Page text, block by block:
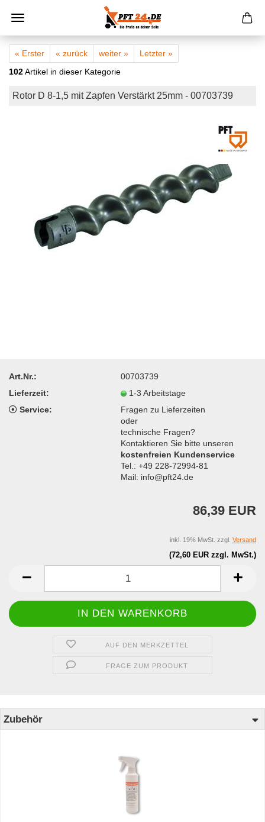
« Erster « zurück weiter »
Letzter »
102Artikel in dieser Kategorie
Rotor D 8-1,5 mit Zapfen Verstärkt 25mm - 00703739
Art.Nr.:
00703739
Lieferzeit:
1-3 Arbeitstage
Service:
Fragen zu Lieferzeiten
oder
technische Fragen?
Kontaktieren Sie bitte unseren
kostenfreien Kundenservice
Tel.: +49 228-72994-81
Mail: info@pft24.de
86,39 EUR
(72,60 EUR zzgl. MwSt.)
inkl. 19% MwSt. zzgl. Versand
AUF DEN MERKZETTEL
FRAGE ZUM PRODUKT
Zubehör